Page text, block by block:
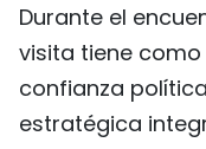
Durante el
visita tiene
confianza
estratégica